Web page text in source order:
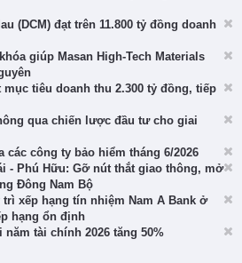
(DCM) đạt trên 11.800 tỷ đồng doanh
giúp Masan High-Tech Materials
mục tiêu doanh thu 2.300 tỷ đồng, tiếp
qua chiến lược đầu tư cho giai
các công ty bảo hiểm tháng 6/2026
- Phú Hữu: Gỡ nút thắt giao thông, mở
Đông Nam Bộ
xếp hạng tín nhiệm Nam A Bank ở
hạng ổn định
năm tài chính 2026 tăng 50%